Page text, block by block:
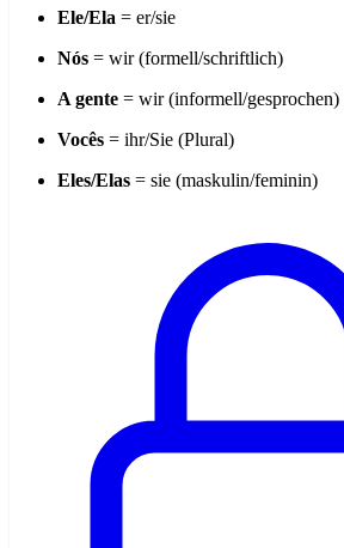
Ele/Ela = er/sie
Nós = wir (formell/schriftlich)
A gente = wir (informell/gesprochen)
Vocês = ihr/Sie (Plural)
Eles/Elas = sie (maskulin/feminin)